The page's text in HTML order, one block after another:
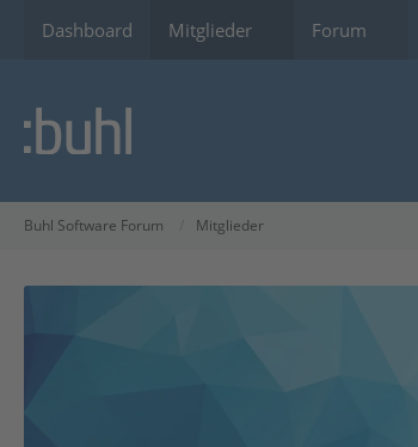
Dashboard Mitglieder Forum
Buhl Software Forum Mitglieder